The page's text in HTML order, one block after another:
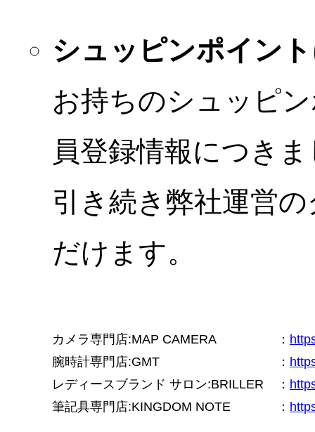
シュッピンポイン
お持ちのシュッピ
員登録情報につき
引き続き弊社運営
だけます。
カメラ専門店:MAP CAMERA ：
腕時計専門店:GMT
：
レディースブランド サロン:BRILLER
：
筆記具専門店:KINGDOM NOTE
：